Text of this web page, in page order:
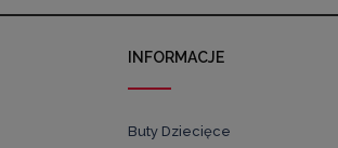
INFORMACJE
Buty Dziecięce